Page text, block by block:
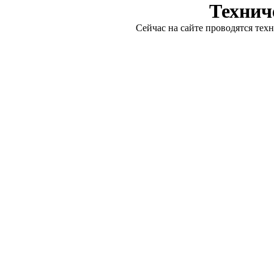
Сейчас на сайте проводятся